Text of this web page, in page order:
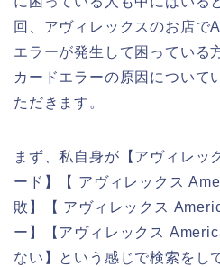
回、アヴィレックスのお店で
エラーが発生して困っている
カードエラーの原因について
ただきます。
まず、私自身が【アヴィレッ
ード】【 アヴィレックス
敗】【 アヴィレックス
ー】【アヴィレックス
ない】という感じで検索をし